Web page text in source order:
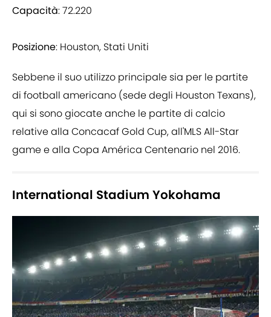
Capacità: 72.220
Posizione: Houston, Stati Uniti
Sebbene il suo utilizzo principale sia per le partite
di football americano (sede degli Houston Texans),
qui si sono giocate anche le partite di calcio
relative alla Concacaf Gold Cup, all'MLS All-Star
game e alla Copa América Centenario nel 2016.
International Stadium Yokohama